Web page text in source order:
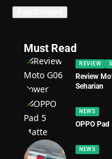
Must Read
REVIEW
Review
Seharian
NEWS
OPPO
NEWS